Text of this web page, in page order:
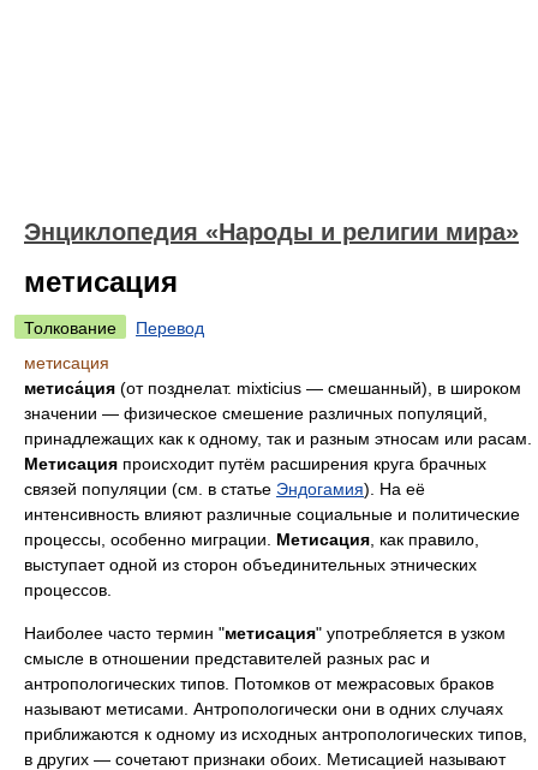
Энциклопедия «Народы и религии мира»
метисация
Толкование
Перевод
метисация
метиса́ция (от позднелат. mixticius — смешанный), в широком
значении — физическое смешение различных популяций,
принадлежащих как к одному, так и разным этносам или расам.
Метисация происходит путём расширения круга брачных
связей популяции (см. в статье Эндогамия). На её
интенсивность влияют различные социальные и политические
процессы, особенно миграции. Метисация , как правило,
выступает одной из сторон объединительных этнических
процессов.
Наиболее часто термин "метисация" употребляется в узком
смысле в отношении представителей разных рас и
антропологических типов. Потомков от межрасовых браков
называют метисами. Антропологически они в одних случаях
приближаются к одному из исходных антропологических типов,
в других — сочетают признаки обоих. Метисацией называют